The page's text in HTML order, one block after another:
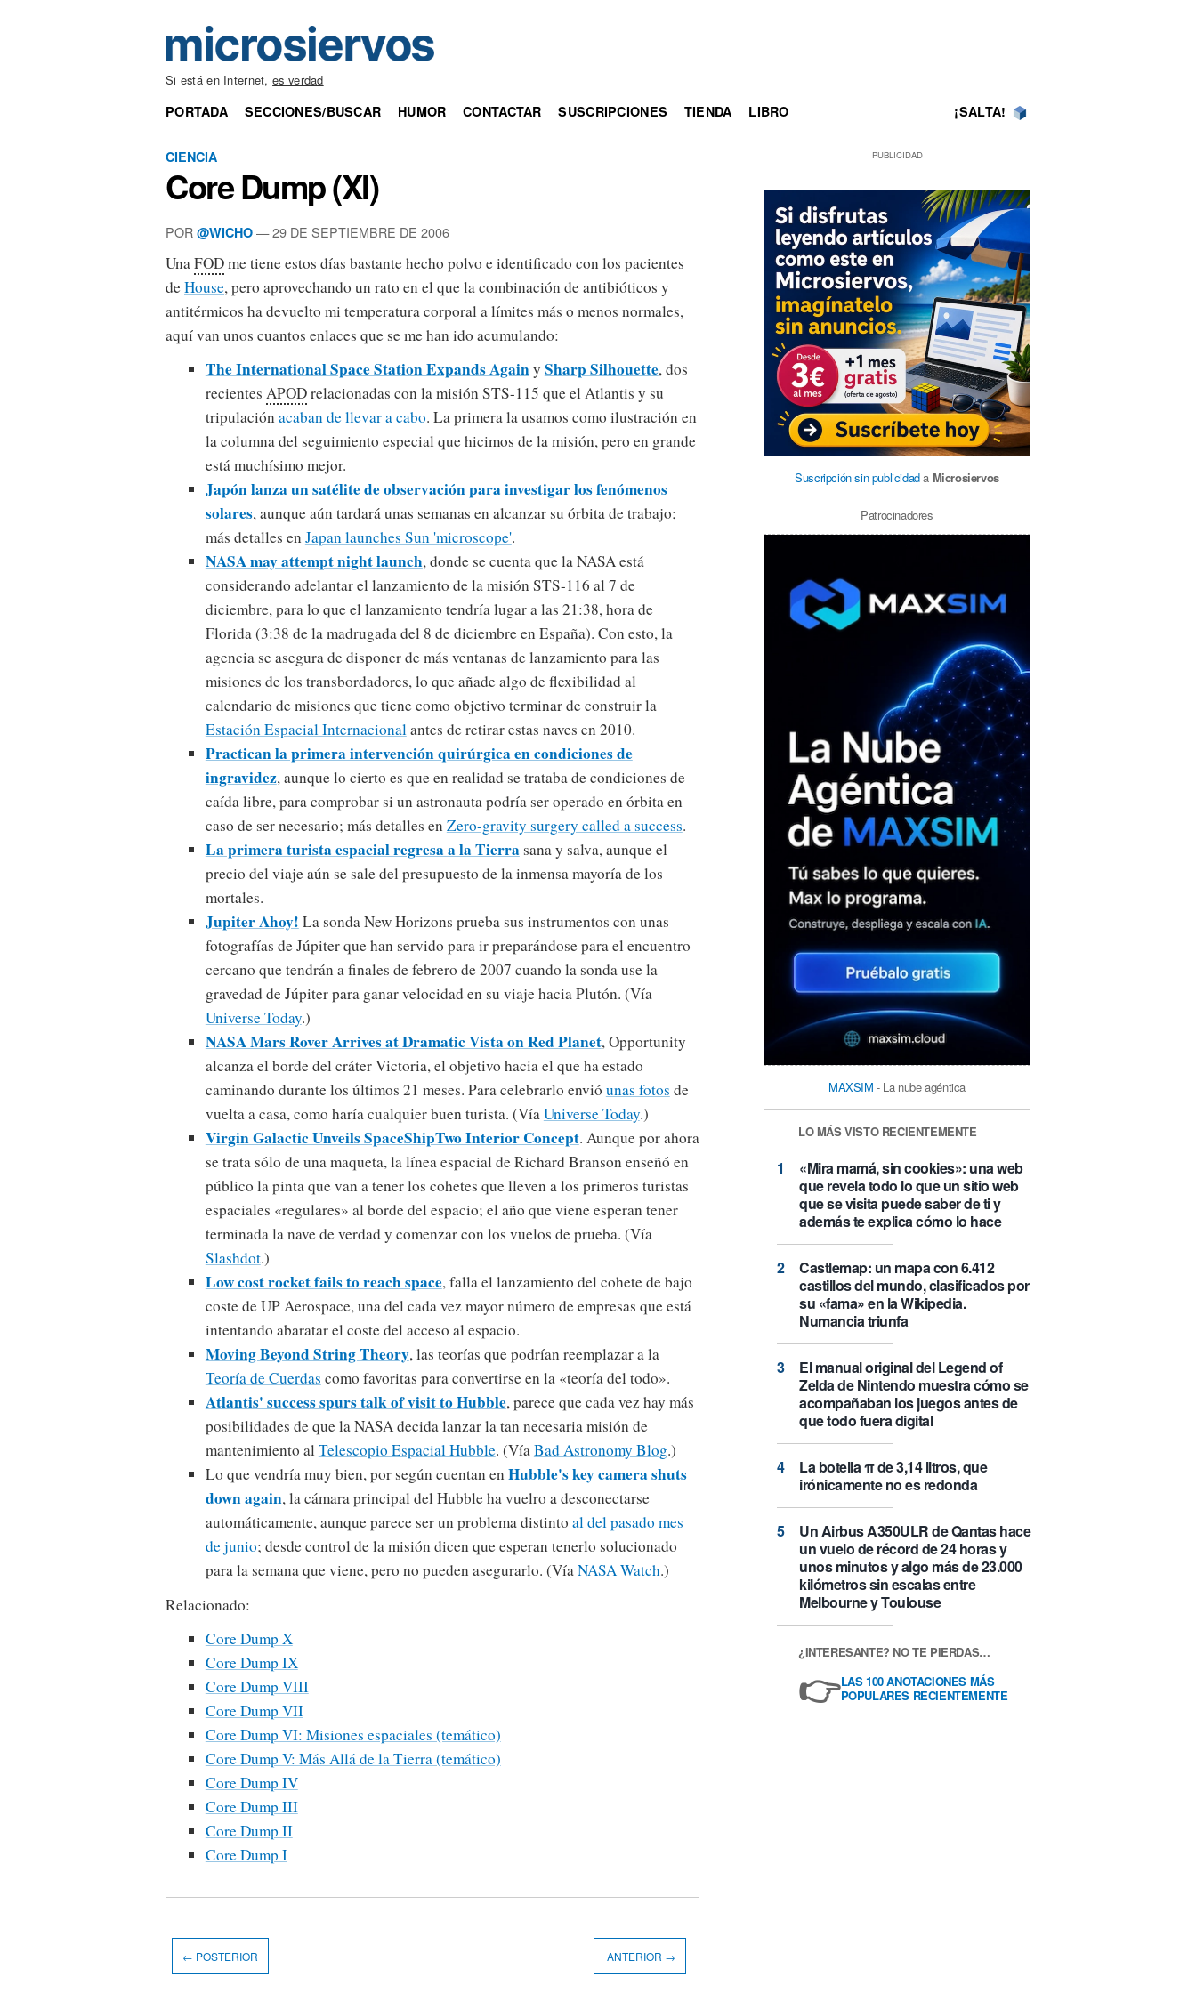
Si está en Internet,es verdad
PORTADA SECCIONES/BUSCAR HUMOR CONTACTAR SUSCRIPCIONES TIENDA LIBRO ¡SALTA!
CIENCIA
Core Dump (XI)
POR @WICHO — 29 DE SEPTIEMBRE DE 2006
UnaFODme tiene estos días bastante hecho polvo e identificado con los pacientes
deHouse, pero aprovechando un rato en el que la combinación de antibióticos y
antitérmicos ha devuelto mi temperatura corporal a límites más o menos normales,
aquí van unos cuantos enlaces que se me han ido acumulando:
The International Space Station Expands Againy Sharp Silhouette, dos
recientes APODrelacionadas con la misión STS-115 que el Atlantis y su
tripulaciónacaban de llevar a cabo. La primera la usamos como ilustración en
la columna del seguimiento especial que hicimos de la misión, pero en grande
está muchísimo mejor.
Japón lanza un satélite de observación para investigar los fenómenos
solares, aunque aún tardará unas semanas en alcanzar su órbita de trabajo;
más detalles enJapan launches Sun 'microscope'.
NASA may attempt night launch, donde se cuenta que la NASA está
considerando adelantar el lanzamiento de la misión STS-116 al 7 de
diciembre, para lo que el lanzamiento tendría lugar a las 21:38, hora de
Florida (3:38 de la madrugada del 8 de diciembre en España). Con esto, la
agencia se asegura de disponer de más ventanas de lanzamiento para las
misiones de los transbordadores, lo que añade algo de flexibilidad al
calendario de misiones que tiene como objetivo terminar de construir la
Estación Espacial Internacionalantes de retirar estas naves en 2010.
Practican la primera intervención quirúrgica en condiciones de
ingravidez, aunque lo cierto es que en realidad se trataba de condiciones de
caída libre, para comprobar si un astronauta podría ser operado en órbita en
caso de ser necesario; más detalles enZero-gravity surgery called a success.
La primera turista espacial regresa a la Tierra sana y salva, aunque el
precio del viaje aún se sale del presupuesto de la inmensa mayoría de los
mortales.
Jupiter Ahoy! La sonda New Horizons prueba sus instrumentos con unas
fotografías de Júpiter que han servido para ir preparándose para el encuentro
cercano que tendrán a finales de febrero de 2007 cuando la sonda use la
gravedad de Júpiter para ganar velocidad en su viaje hacia Plutón. (Vía
Universe Today.)
NASA Mars Rover Arrives at Dramatic Vista on Red Planet, Opportunity
alcanza el borde del cráter Victoria, el objetivo hacia el que ha estado
caminando durante los últimos 21 meses. Para celebrarlo envió unas fotos de
vuelta a casa, como haría cualquier buen turista. (VíaUniverse Today.)
Virgin Galactic Unveils SpaceShipTwo Interior Concept. Aunque por ahora
se trata sólo de una maqueta, la línea espacial de Richard Branson enseñó en
público la pinta que van a tener los cohetes que lleven a los primeros turistas
espaciales «regulares» al borde del espacio; el año que viene esperan tener
terminada la nave de verdad y comenzar con los vuelos de prueba. (Vía
Slashdot.)
Low cost rocket fails to reach space, falla el lanzamiento del cohete de bajo
coste de UP Aerospace, una del cada vez mayor número de empresas que está
intentando abaratar el coste del acceso al espacio.
Moving Beyond String Theory, las teorías que podrían reemplazar a la
Teoría de Cuerdas como favoritas para convertirse en la «teoría del todo».
Atlantis' success spurs talk of visit to Hubble, parece que cada vez hay más
posibilidades de que la NASA decida lanzar la tan necesaria misión de
mantenimiento alTelescopio Espacial Hubble. (VíaBad Astronomy Blog.)
Lo que vendría muy bien, por según cuentan enHubble's key camera shuts
down again, la cámara principal del Hubble ha vuelro a desconectarse
automáticamente, aunque parece ser un problema distinto al del pasado mes
de junio; desde control de la misión dicen que esperan tenerlo solucionado
para la semana que viene, pero no pueden asegurarlo. (VíaNASA Watch.)
Relacionado:
Core Dump X
Core Dump IX
Core Dump VIII
Core Dump VII
Core Dump VI: Misiones espaciales (temático)
Core Dump V: Más Allá de la Tierra (temático)
Core Dump IV
Core Dump III
Core Dump II
Core Dump I
PUBLICIDAD
Suscripción sin publicidada Microsiervos
Patrocinadores
MAXSIM - La nube agéntica
LO MÁS VISTO RECIENTEMENTE
«Mira mamá, sin cookies»: una web
que revela todo lo que un sitio web
que se visita puede saber de ti y
además te explica cómo lo hace
Castlemap: un mapa con 6.412
castillos del mundo, clasificados por
su «fama» en la Wikipedia.
Numancia triunfa
El manual original del Legend of
Zelda de Nintendo muestra cómo se
acompañaban los juegos antes de
que todo fuera digital
La botella π de 3,14 litros, que
irónicamente no es redonda
Un Airbus A350ULR de Qantas hace
un vuelo de récord de 24 horas y
unos minutos y algo más de 23.000
kilómetros sin escalas entre
Melbourne y Toulouse
¿INTERESANTE? NO TE PIERDAS…
👉LAS 100 ANOTACIONES MÁS
POPULARES RECIENTEMENTE
← POSTERIOR ANTERIOR →